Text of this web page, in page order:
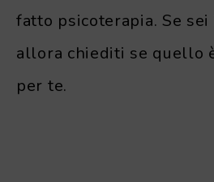
fatto psicoterapia. Se
allora chiediti se quello
per te.